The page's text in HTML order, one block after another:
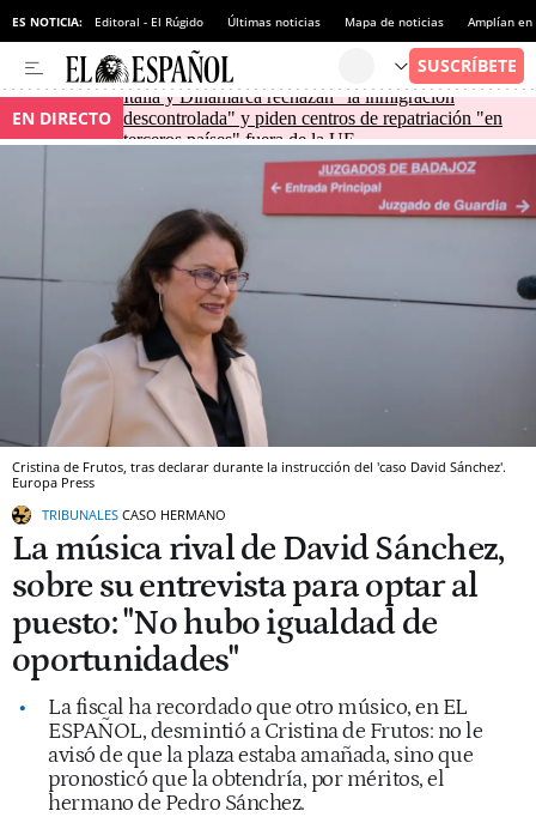
ES NOTICIA: Editoral - El Rúgido Últimas noticias Mapa de noticias Amplían
EN DIRECTO
Italia y Dinamarca rechazan "la inmigración
descontrolada" y piden centros de repatriación "en
terceros países" fuera de la UE
Cristina de Frutos, tras declarar durante la instrucción del 'caso David Sánchez'.
Europa Press
TRIBUNALES CASO HERMANO
La música rival de David Sánchez,
sobre su entrevista para optar al
puesto: "No hubo igualdad de
oportunidades"
La fiscal ha recordado que otro músico, en EL
ESPAÑOL, desmintió a Cristina de Frutos: no le
avisó de que la plaza estaba amañada, sino que
pronosticó que la obtendría, por méritos, el
hermano de Pedro Sánchez.